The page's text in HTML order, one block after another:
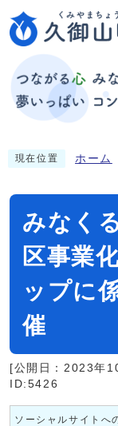
現在位置 ホーム
みなく
区事業
ップに
催
[公開日：2023年
ID:5426
ソーシャルサイトへ